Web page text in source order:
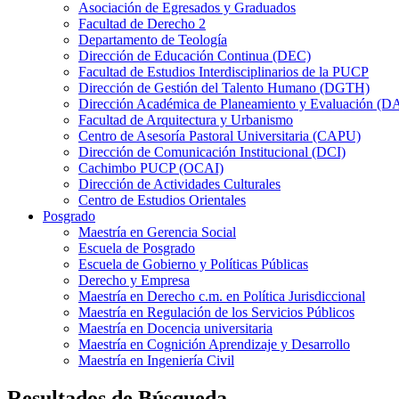
Asociación de Egresados y Graduados
Facultad de Derecho 2
Departamento de Teología
Dirección de Educación Continua (DEC)
Facultad de Estudios Interdisciplinarios de la PUCP
Dirección de Gestión del Talento Humano (DGTH)
Dirección Académica de Planeamiento y Evaluación
Facultad de Arquitectura y Urbanismo
Centro de Asesoría Pastoral Universitaria (CAPU)
Dirección de Comunicación Institucional (DCI)
Cachimbo PUCP (OCAI)
Dirección de Actividades Culturales
Centro de Estudios Orientales
Posgrado
Maestría en Gerencia Social
Escuela de Posgrado
Escuela de Gobierno y Políticas Públicas
Derecho y Empresa
Maestría en Derecho c.m. en Política Jurisdiccional
Maestría en Regulación de los Servicios Públicos
Maestría en Docencia universitaria
Maestría en Cognición Aprendizaje y Desarrollo
Maestría en Ingeniería Civil